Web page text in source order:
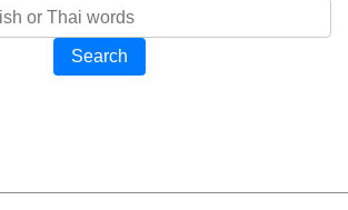
Search